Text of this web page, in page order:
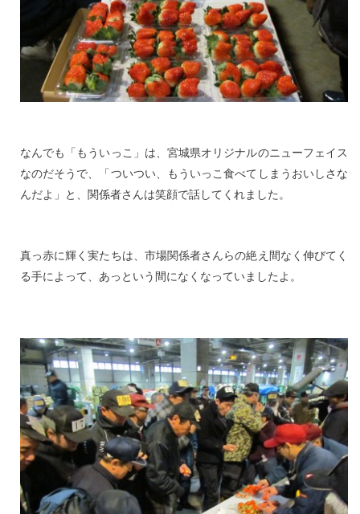
なんでも「もういっこ」は、宮城県オリジナルのニューフェイス
なのだそうで、「ついつい、もういっこ食べてしまうおいしさな
んだよ」と、関係者さんは笑顔で話してくれました。
真っ赤に輝く実たちは、市場関係者さんらの絶え間なく伸びてく
る手によって、あっという間になくなっていましたよ。